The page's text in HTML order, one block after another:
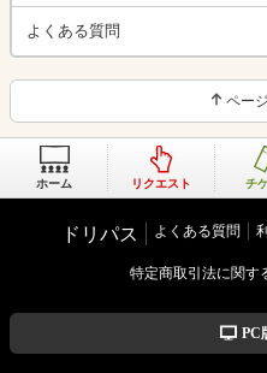
よくある質問
ペー
ホーム リクエスト チ
ドリパス よくある質問
特定商取引法に関す
PC